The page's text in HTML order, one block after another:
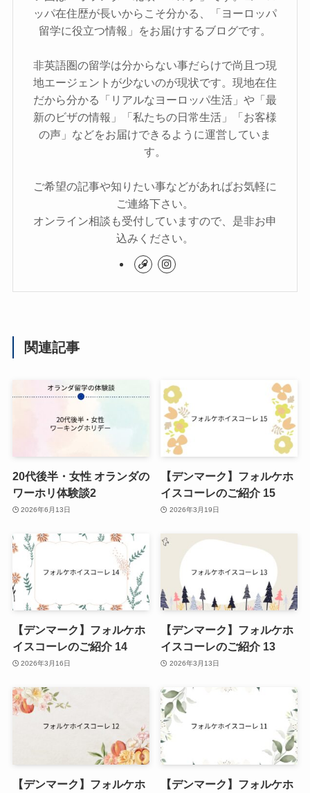
ッパ在住歴が長いからこそ分かる、「ヨーロッパ
留学に役立つ情報」をお届けするブログです。
非英語圏の留学は分からない事だらけで尚且つ現
地エージェントが少ないのが現状です。現地在住
だから分かる「リアルなヨーロッパ生活」や「最
新のビザの情報」「私たちの日常生活」「お客様
の声」などをお届けできるように運営していま
す。
ご希望の記事や知りたい事などがあればお気軽に
ご連絡下さい。
オンライン相談も受付していますので、是非お申
込みください。
関連記事
20代後半・女性 オランダの
ワーホリ体験談2
2026年6月13日
【デンマーク】フォルケホ
イスコーレのご紹介 15
2026年3月19日
【デンマーク】フォルケホ
イスコーレのご紹介 14
2026年3月16日
【デンマーク】フォルケホ
イスコーレのご紹介 13
2026年3月13日
【デンマーク】フォルケホ
【デンマーク】フォルケホ